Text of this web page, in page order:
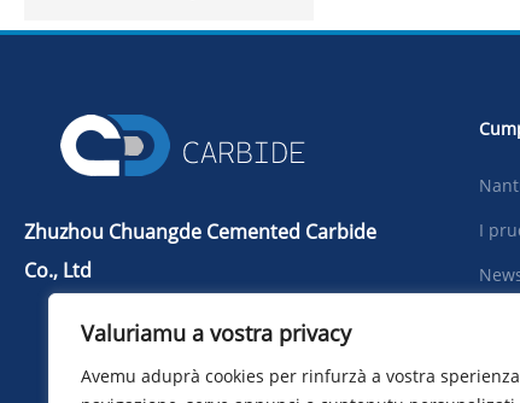
Zhuzhou Chuangde Cemented Carbide
Co., Ltd
Telefonu：+86 13786352688
info@cdcarbide.com
I
Valuriamu a vostra privacy
Avemu aduprà cookies per rinfurzà a vostra